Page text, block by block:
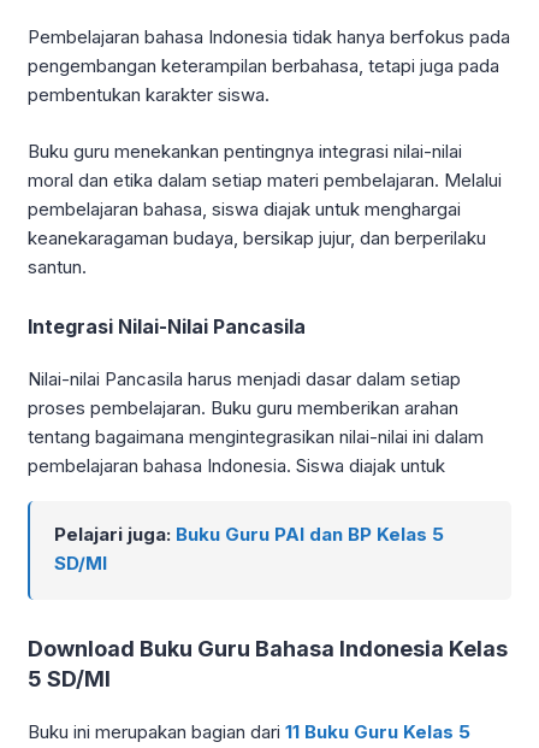
Pembelajaran bahasa Indonesia tidak hanya berfokus pada
pengembangan keterampilan berbahasa, tetapi juga pada
pembentukan karakter siswa.
Buku guru menekankan pentingnya integrasi nilai-nilai
moral dan etika dalam setiap materi pembelajaran. Melalui
pembelajaran bahasa, siswa diajak untuk menghargai
keanekaragaman budaya, bersikap jujur, dan berperilaku
santun.
Integrasi Nilai-Nilai Pancasila
Nilai-nilai Pancasila harus menjadi dasar dalam setiap
proses pembelajaran. Buku guru memberikan arahan
tentang bagaimana mengintegrasikan nilai-nilai ini dalam
pembelajaran bahasa Indonesia. Siswa diajak untuk
Pelajari juga: Buku Guru PAI dan BP Kelas 5
SD/MI
Download Buku Guru Bahasa Indonesia Kelas
5 SD/MI
Buku ini merupakan bagian dari 11 Buku Guru Kelas 5